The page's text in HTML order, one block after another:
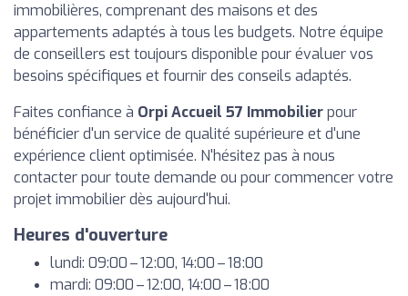
immobilières, comprenant des maisons et des
appartements adaptés à tous les budgets. Notre équipe
de conseillers est toujours disponible pour évaluer vos
besoins spécifiques et fournir des conseils adaptés.
Faites confiance à Orpi Accueil 57 Immobilierpour
bénéficier d'un service de qualité supérieure et d'une
expérience client optimisée. N'hésitez pas à nous
contacter pour toute demande ou pour commencer votre
projet immobilier dès aujourd'hui.
Heures d'ouverture
lundi: 09:00 – 12:00, 14:00 – 18:00
mardi: 09:00 – 12:00, 14:00 – 18:00